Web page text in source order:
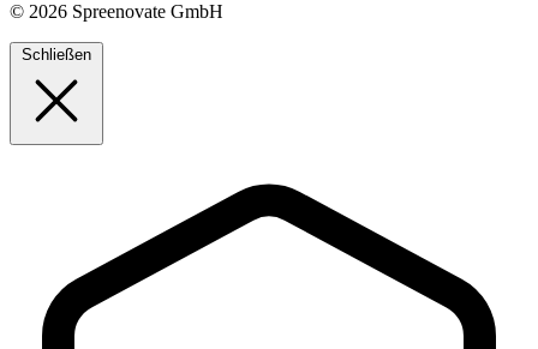
© 2026 Spreenovate GmbH
Schließen